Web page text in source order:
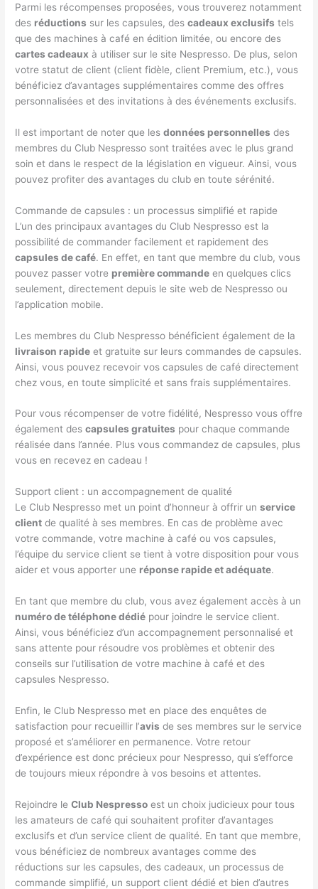
Parmi les récompenses proposées, vous trouverez notamment
des réductions sur les capsules, descadeaux exclusifs tels
que des machines à café en édition limitée, ou encore des
cartes cadeaux à utiliser sur le site Nespresso. De plus, selon
votre statut de client (client fidèle, client Premium, etc.), vous
bénéficiez d’avantages supplémentaires comme des offres
personnalisées et des invitations à des événements exclusifs.
Il est important de noter que lesdonnées personnelles des
membres du Club Nespresso sont traitées avec le plus grand
soin et dans le respect de la législation en vigueur. Ainsi, vous
pouvez profiter des avantages du club en toute sérénité.
Commande de capsules : un processus simplifié et rapide
L’un des principaux avantages du Club Nespresso est la
possibilité de commander facilement et rapidement des
capsules de café. En effet, en tant que membre du club, vous
pouvez passer votre première commande en quelques clics
seulement, directement depuis le site web de Nespresso ou
l’application mobile.
Les membres du Club Nespresso bénéficient également de la
livraison rapide et gratuite sur leurs commandes de capsules.
Ainsi, vous pouvez recevoir vos capsules de café directement
chez vous, en toute simplicité et sans frais supplémentaires.
Pour vous récompenser de votre fidélité, Nespresso vous offre
également descapsules gratuites pour chaque commande
réalisée dans l’année. Plus vous commandez de capsules, plus
vous en recevez en cadeau !
Support client : un accompagnement de qualité
Le Club Nespresso met un point d’honneur à offrir unservice
client de qualité à ses membres. En cas de problème avec
votre commande, votre machine à café ou vos capsules,
l’équipe du service client se tient à votre disposition pour vous
aider et vous apporter une réponse rapide et adéquate.
En tant que membre du club, vous avez également accès à un
numéro de téléphone dédié pour joindre le service client.
Ainsi, vous bénéficiez d’un accompagnement personnalisé et
sans attente pour résoudre vos problèmes et obtenir des
conseils sur l’utilisation de votre machine à café et des
capsules Nespresso.
Enfin, le Club Nespresso met en place des enquêtes de
satisfaction pour recueillir l’avis de ses membres sur le service
proposé et s’améliorer en permanence. Votre retour
d’expérience est donc précieux pour Nespresso, qui s’efforce
de toujours mieux répondre à vos besoins et attentes.
Rejoindre leClub Nespresso est un choix judicieux pour tous
les amateurs de café qui souhaitent profiter d’avantages
exclusifs et d’un service client de qualité. En tant que membre,
vous bénéficiez de nombreux avantages comme des
réductions sur les capsules, des cadeaux, un processus de
commande simplifié, un support client dédié et bien d’autres